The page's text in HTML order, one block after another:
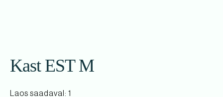
Kast EST M
Laos saadaval: 1